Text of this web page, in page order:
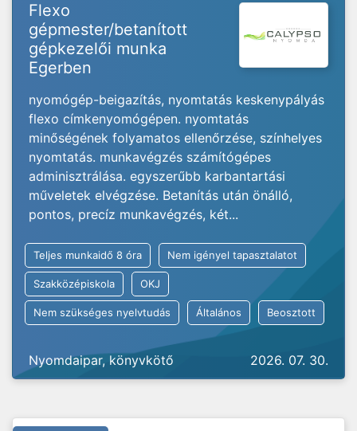
Flexo
gépmester/betanított
gépkezelői munka
Egerben
nyomógép-beigazítás, nyomtatás keskenypályás
flexo címkenyomógépen. nyomtatás
minőségének folyamatos ellenőrzése, színhelyes
nyomtatás. munkavégzés számítógépes
adminisztrálása. egyszerűbb karbantartási
műveletek elvégzése. Betanítás után önálló,
pontos, precíz munkavégzés, két...
Teljes munkaidő 8 óra Nem igényel tapasztalatot
Szakközépiskola OKJ
Nem szükséges nyelvtudás Általános Beosztott
Nyomdaipar, könyvkötő 2026. 07. 30.